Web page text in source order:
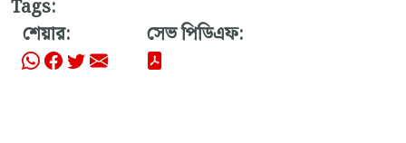
Tags:
শেয়ার:
সেভ পিডিএফ: